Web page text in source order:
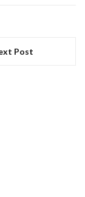
Post